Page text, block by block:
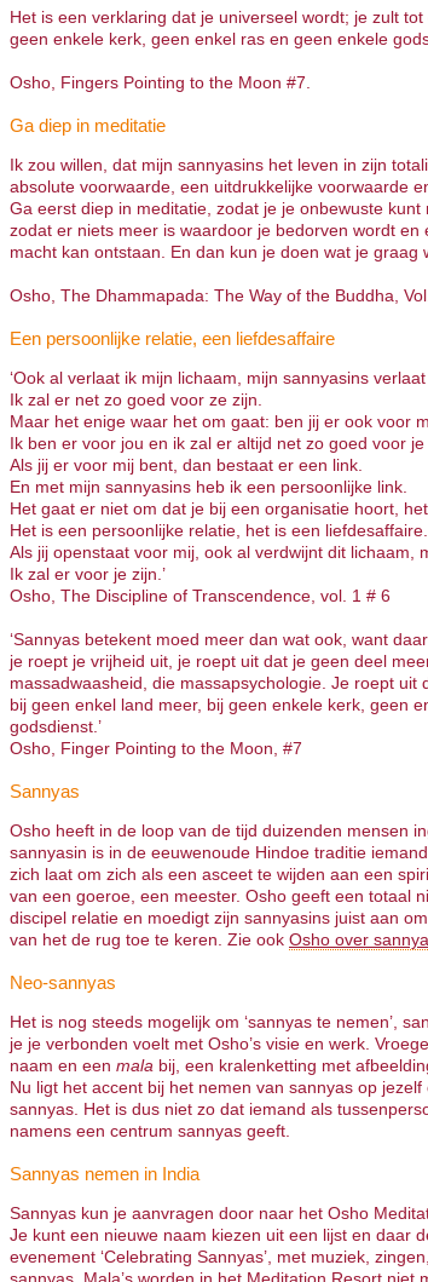
Het is een verklaring dat je universeel wordt; je zult
geen enkele kerk, geen enkel ras en geen enkele
Osho, Fingers Pointing to the Moon #7.
Ga diep in meditatie
Ik zou willen, dat mijn sannyasins het leven in zijn
absolute voorwaarde, een uitdrukkelijke voorwaarde
Ga eerst diep in meditatie, zodat je je onbewuste kunt
zodat er niets meer is waardoor je bedorven wordt en
macht kan ontstaan. En dan kun je doen wat je graag
Osho, The Dhammapada: The Way of the Buddha,
Een persoonlijke relatie, een liefdesaffaire
‘Ook al verlaat ik mijn lichaam, mijn sannyasins verlaat
Ik zal er net zo goed voor ze zijn.
Maar het enige waar het om gaat: ben jij er ook voor
Ik ben er voor jou en ik zal er altijd net zo goed voor je
Als jij er voor mij bent, dan bestaat er een link.
En met mijn sannyasins heb ik een persoonlijke link.
Het gaat er niet om dat je bij een organisatie hoort,
Het is een persoonlijke relatie, het is een liefdesaffaire.
Als jij openstaat voor mij, ook al verdwijnt dit lichaam,
Ik zal er voor je zijn.’
Osho, The Discipline of Transcendence, vol. 1 # 6
‘Sannyas betekent moed meer dan wat ook, want
je roept je vrijheid uit, je roept uit dat je geen deel
massadwaasheid, die massapsychologie. Je roept uit
bij geen enkel land meer, bij geen enkele kerk, geen
godsdienst.’
Osho, Finger Pointing to the Moon, #7
Sannyas
Osho heeft in de loop van de tijd duizenden mensen
sannyasin is in de eeuwenoude Hindoe traditie
zich laat om zich als een asceet te wijden aan een
van een goeroe, een meester. Osho geeft een totaal
discipel relatie en moedigt zijn sannyasins juist aan
van het de rug toe te keren. Zie ook Osho over
Neo-sannyas
Het is nog steeds mogelijk om ‘sannyas te nemen’,
je je verbonden voelt met Osho’s visie en werk.
naam en een mala bij, een kralenketting met
Nu ligt het accent bij het nemen van sannyas op
sannyas. Het is dus niet zo dat iemand als
namens een centrum sannyas geeft.
Sannyas nemen in India
Sannyas kun je aanvragen door naar het Osho
Je kunt een nieuwe naam kiezen uit een lijst en daar
evenement ‘Celebrating Sannyas’, met muziek,
sannyas. Mala’s worden in het Meditation Resort niet